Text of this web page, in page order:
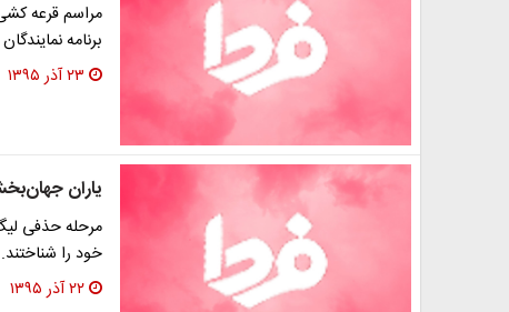
مراسم قرعه
برنامه
۲۳ آذر ۱۳۹۵
یاران
مرحله حذفی
خود را
۲۲ آذر ۱۳۹۵